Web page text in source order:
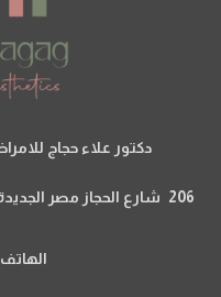
دكتور علاء حجاج
206 شارع الحجاز مصر الجديدة اعلي صيدلية ١٩٠١١ الدور التاني شقة ٥
الهاتف: